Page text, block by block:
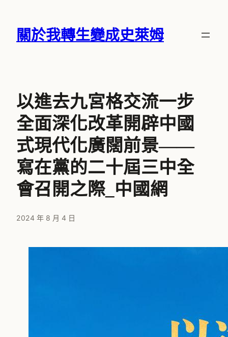
關於我轉生變成史萊姆
以進去九宮格交流一步
全面深化改革開辟中國
式現代化廣闊前景——
寫在黨的二十屆三中全
會召開之際_中國網
2024 年 8 月 4 日